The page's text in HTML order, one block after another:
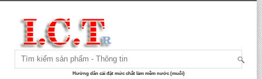
Hướng dẫn cài đặt mức chất làm mềm nước (muối)